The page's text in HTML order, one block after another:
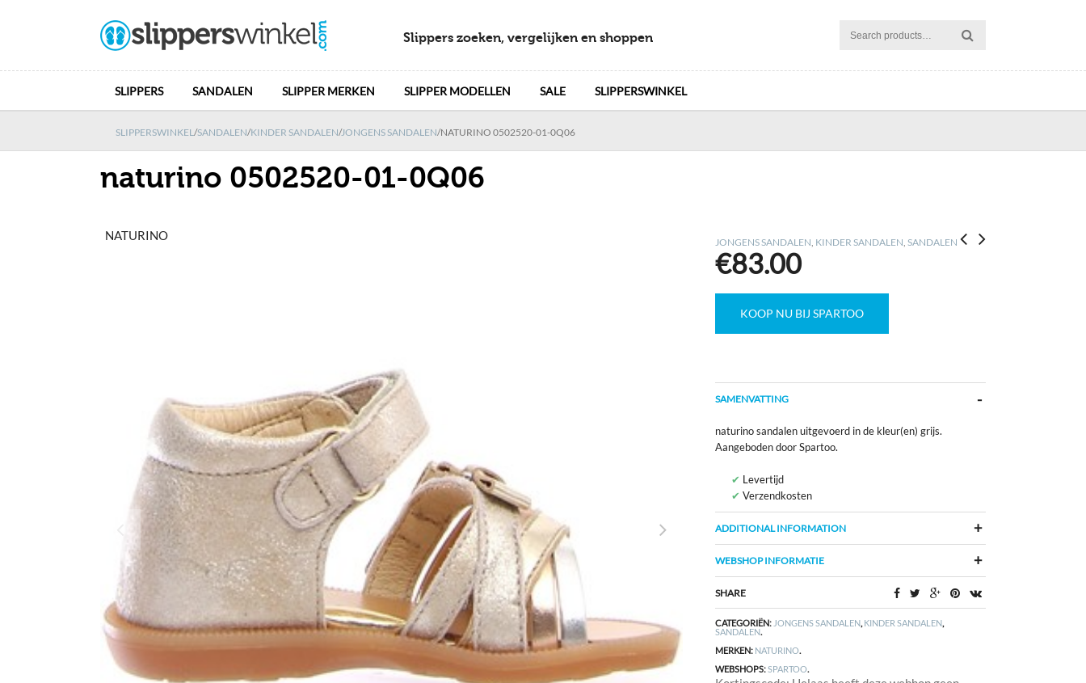
Slippers zoeken, vergelijken en shoppen
SLIPPERS SANDALEN SLIPPER MERKEN SLIPPER MODELLEN SALE SLIPPERSWINKEL
SLIPPERSWINKEL/SANDALEN/KINDER SANDALEN/JONGENS SANDALEN/NATURINO 0502520-01-0Q06
naturino 0502520-01-0Q06
NATURINO JONGENS SANDALEN, KINDER SANDALEN, SANDALEN
€83.00
KOOP NU BIJ SPARTOO
SAMENVATTING
naturino sandalen uitgevoerd in de kleur(en) grijs.
Aangeboden door Spartoo.
Levertijd
Verzendkosten
ADDITIONAL INFORMATION
WEBSHOP INFORMATIE
SHARE
CATEGORIËN: JONGENS SANDALEN, KINDER SANDALEN,
SANDALEN.
MERKEN: NATURINO.
WEBSHOPS:SPARTOO.